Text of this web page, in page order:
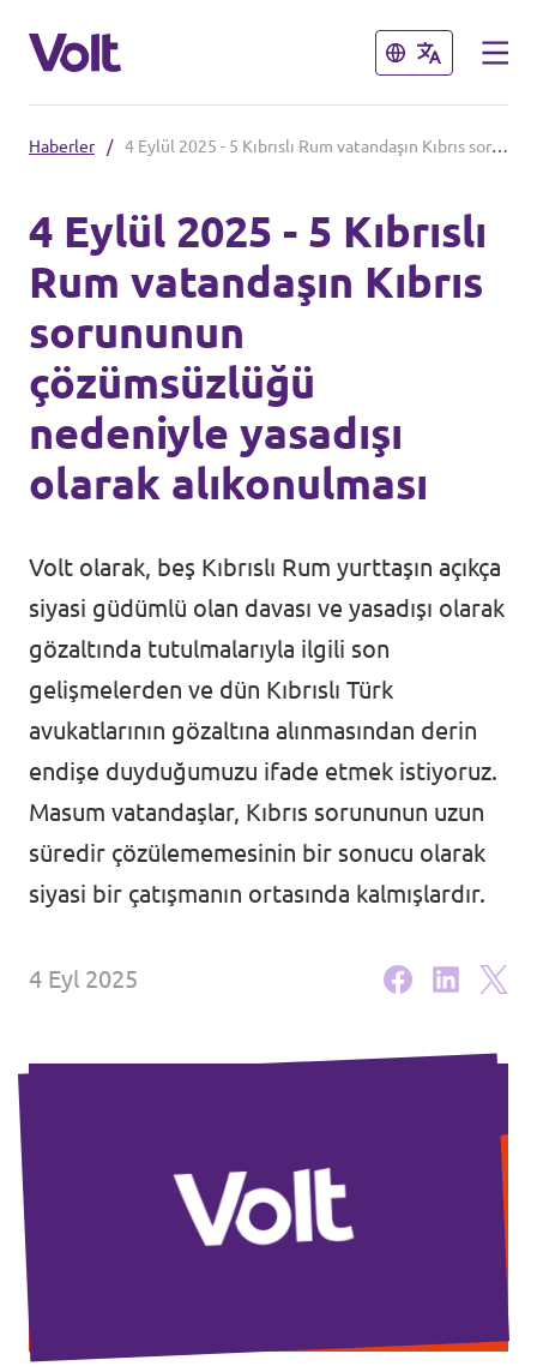
Kapat
Turkish
Ayrıca bakınız:
Volt Online Mağazası
Kapat
Politikalar
Volt Hakkında
İnsanlar
Ajanda
Tüzük & Arşiv
Haberler / 4 Eylül 2025 - 5 Kıbrıslı Rum vatandaşın Kıbrıs sorununun çözümsüzlüğü nedeniyle yasadışı olarak alıkonulması
4 Eylül 2025 - 5 Kıbrıslı
Rum vatandaşın Kıbrıs
sorununun
çözümsüzlüğü
nedeniyle yasadışı
olarak alıkonulması
Volt olarak, beş Kıbrıslı Rum yurttaşın açıkça
siyasi güdümlü olan davası ve yasadışı olarak
gözaltında tutulmalarıyla ilgili son
gelişmelerden ve dün Kıbrıslı Türk
avukatlarının gözaltına alınmasından derin
endişe duyduğumuzu ifade etmek istiyoruz.
Masum vatandaşlar, Kıbrıs sorununun uzun
süredir çözülememesinin bir sonucu olarak
siyasi bir çatışmanın ortasında kalmışlardır.
4 Eyl 2025